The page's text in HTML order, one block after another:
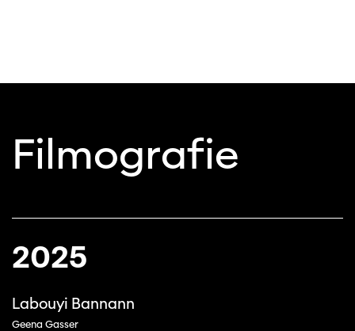
Filmografie
2025
Labouyi Bannann
Geena Gasser